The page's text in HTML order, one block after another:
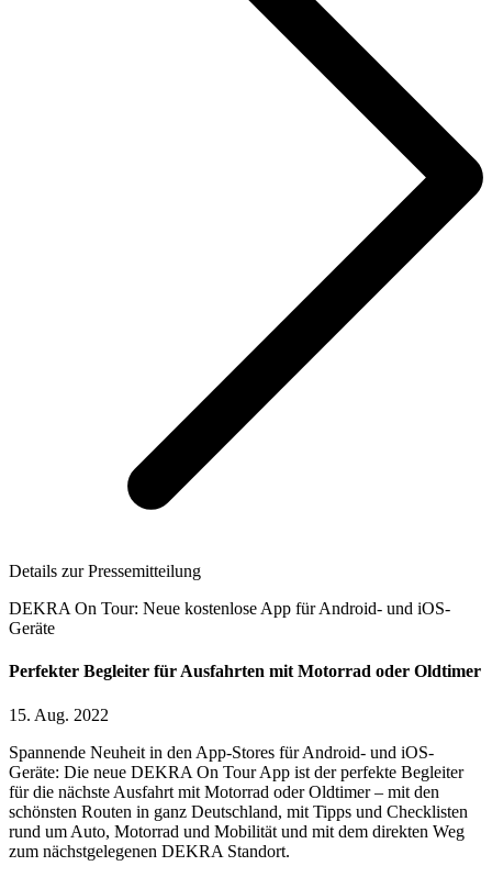
Details zur Pressemitteilung
DEKRA On Tour: Neue kostenlose App für Android- und iOS-
Geräte
Perfekter Begleiter für Ausfahrten mit Motorrad oder Oldtimer
15. Aug. 2022
Spannende Neuheit in den App-Stores für Android- und iOS-
Geräte: Die neue DEKRA On Tour App ist der perfekte Begleiter
für die nächste Ausfahrt mit Motorrad oder Oldtimer – mit den
schönsten Routen in ganz Deutschland, mit Tipps und Checklisten
rund um Auto, Motorrad und Mobilität und mit dem direkten Weg
zum nächstgelegenen DEKRA Standort.